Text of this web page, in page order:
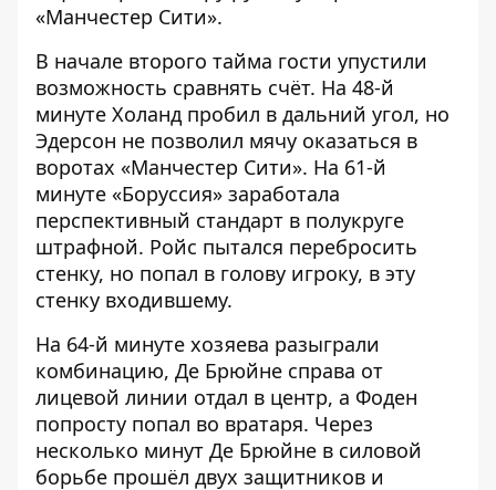
«Манчестер Сити».
В начале второго тайма гости упустили
возможность сравнять счёт. На 48-й
минуте Холанд пробил в дальний угол, но
Эдерсон не позволил мячу оказаться в
воротах «Манчестер Сити». На 61-й
минуте «Боруссия» заработала
перспективный стандарт в полукруге
штрафной. Ройс пытался перебросить
стенку, но попал в голову игроку, в эту
стенку входившему.
На 64-й минуте хозяева разыграли
комбинацию, Де Брюйне справа от
лицевой линии отдал в центр, а Фоден
попросту попал во вратаря. Через
несколько минут Де Брюйне в силовой
борьбе прошёл двух защитников и